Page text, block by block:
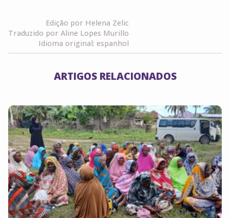
Edição por Helena Zelic
Traduzido por Aline Lopes Murillo
Idioma original: espanhol
ARTIGOS RELACIONADOS